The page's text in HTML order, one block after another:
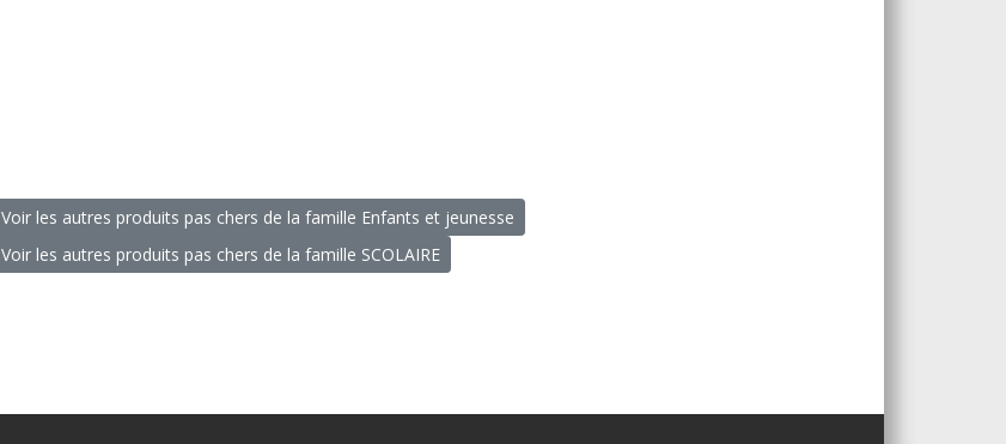
Voir les autres produits pas chers de la famille Enfants et jeunesse
Voir les autres produits pas chers de la famille SCOLAIRE